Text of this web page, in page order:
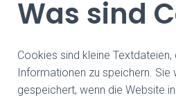
Was sind
Cookies sind kleine Textdateien,
Informationen zu speichern. Sie
gespeichert, wenn die Website